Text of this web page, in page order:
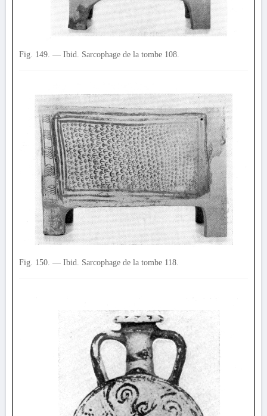
Fig. 149. — Ibid. Sarcophage de la tombe 108.
Fig. 150. — Ibid. Sarcophage de la tombe 118.